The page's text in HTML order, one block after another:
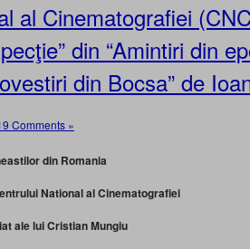
al Cinematografiei
din “Amintiri din
din Bocsa” de
Comments »
din Romania
National al Cinematografiei
ale lui Cristian Mungiu